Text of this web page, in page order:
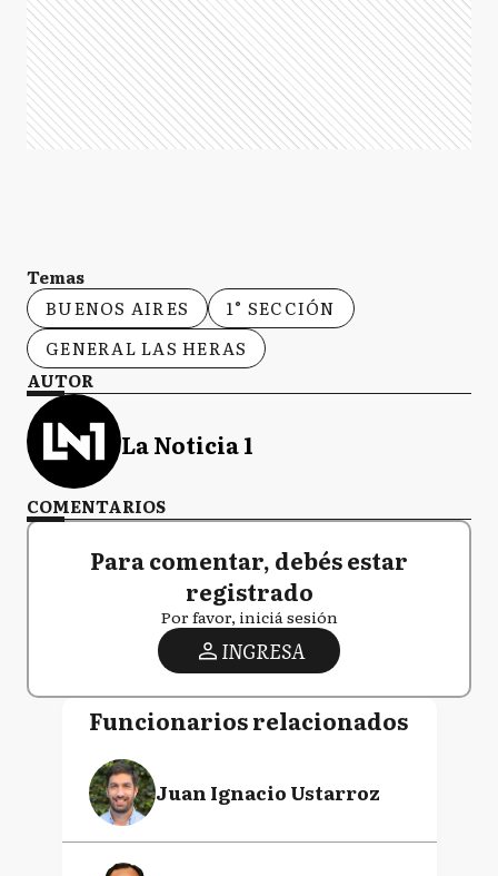
Temas
BUENOS AIRES
1° SECCIÓN
GENERAL LAS HERAS
AUTOR
La Noticia 1
COMENTARIOS
Para comentar, debés estar
registrado
Por favor, iniciá sesión
INGRESA
Funcionarios relacionados
Juan Ignacio Ustarroz